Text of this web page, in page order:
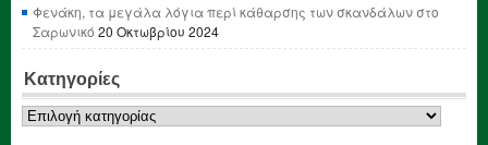
Φενάκη, τα μεγάλα λόγια περί κάθαρσης των σκανδάλων στο
Σαρωνικό 20 Οκτωβρίου 2024
Κατηγορίες
Κατηγορίες